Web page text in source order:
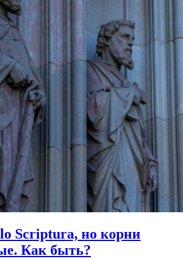
Scriptura, но корни
Как быть?